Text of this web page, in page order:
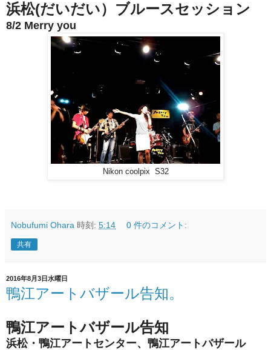
浜松(だいだい）ブルースセッション
8/2 Merry you
Nikon coolpix S32
Nobufumi Ohara 時刻: 5:14 0 件のコメント:
共有
2016年8月3日水曜日
鴨江アートバザール告知。
鴨江アートバザール告知
浜松・鴨江アートセンター、鴨江アートバザール